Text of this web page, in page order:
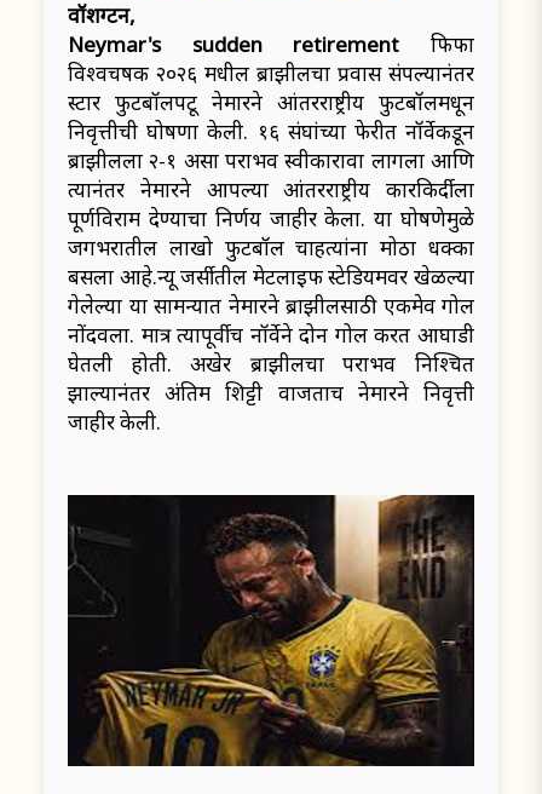
वॉशिंग्टन,
Neymar's sudden retirement फिफा
विश्वचषक २०२६ मधील ब्राझीलचा प्रवास संपल्यानंतर
स्टार फुटबॉलपटू नेमारने आंतरराष्ट्रीय फुटबॉलमधून
निवृत्तीची घोषणा केली. १६ संघांच्या फेरीत नॉर्वेकडून
ब्राझीलला २-१ असा पराभव स्वीकारावा लागला आणि
त्यानंतर नेमारने आपल्या आंतरराष्ट्रीय कारकिर्दीला
पूर्णविराम देण्याचा निर्णय जाहीर केला. या घोषणेमुळे
जगभरातील लाखो फुटबॉल चाहत्यांना मोठा धक्का
बसला आहे.न्यू जर्सीतील मेटलाइफ स्टेडियमवर खेळल्या
गेलेल्या या सामन्यात नेमारने ब्राझीलसाठी एकमेव गोल
नोंदवला. मात्र त्यापूर्वीच नॉर्वेने दोन गोल करत आघाडी
घेतली होती. अखेर ब्राझीलचा पराभव निश्चित
झाल्यानंतर अंतिम शिट्टी वाजताच नेमारने निवृत्ती
जाहीर केली.